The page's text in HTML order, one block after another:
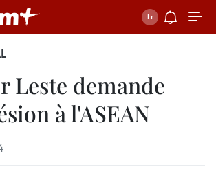
Leste demande
à l'ASEAN